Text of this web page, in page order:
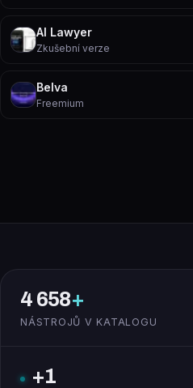
AI Lawyer
Zkušební verze
Belva
Freemium
4 658+
NÁSTROJŮ V KATALOGU
+1